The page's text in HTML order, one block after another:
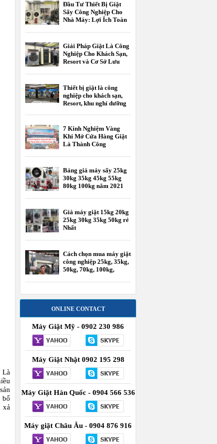
Là
bổ
xả
Đầu Tư Thiết Bị Giặt
Sấy Công Nghiệp Cho
Nhà Máy: Lợi Ích Toàn
Giải Pháp Giặt Là Công
Nghiệp Cho Khách Sạn,
Resort và Cơ Sở Lưu
Thiết bị giặt là công
nghiệp cho khách sạn,
Resort, khu nghỉ dưỡng
7 Kinh Nghiệm Vàng
Khi Mở Cửa Hàng Giặt
Là Thành Công
Bảng giá máy sấy 25kg
30kg 35kg 45kg 55kg
80kg 100kg năm 2021
Giá máy giặt 15kg 20kg
25kg 30kg 35kg 50kg rẻ
Nhất
Cách chọn mua máy giặt
công nghiệp 25kg, 35kg,
50kg, 70kg, 100kg,
ONLINE CONTACT
Máy Giặt Mỹ - 0902 230 986
Máy Giặt Nhật 0902 195 298
Máy Giặt Hàn Quốc - 0904 566 536
Máy giặt Châu Âu - 0904 876 916